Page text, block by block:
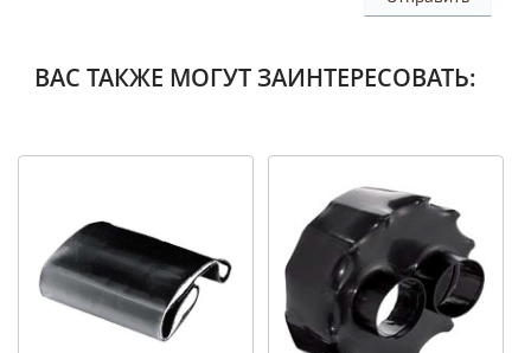
ВАС ТАКЖЕ МОГУТ ЗАИНТЕРЕСОВАТЬ: